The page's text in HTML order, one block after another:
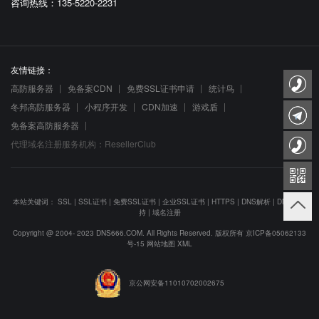
友情链接：
高防服务器
免备案CDN 免费SSL证书申请
统计鸟
冬邦高防服务器
小程序开发 CDN加速
游戏盾
免备案高防服务器
代理域名注册服务机构：ResellerClub
本站关键词： SSL | SSL证书 | 免费SSL证书 | 企业SSL证书 | HTTPS | DNS解析 | DNS防劫
持| 域名注册
Copyright @ 2004- 2023 DNS666.COM. All Rights Reserved. 版权所有 京ICP备05062133
号-15 网站地图 XML
京公网安备11010702002675